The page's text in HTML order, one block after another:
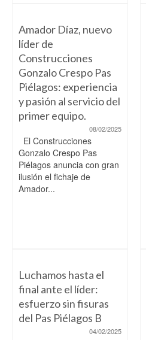
Amador Díaz, nuevo
líder de
Construcciones
Gonzalo Crespo Pas
Piélagos: experiencia
y pasión al servicio del
primer equipo.
08/02/2025
El Construcciones
Gonzalo Crespo Pas
Piélagos anuncia con gran
ilusión el fichaje de
Amador...
Luchamos hasta el
final ante el líder:
esfuerzo sin fisuras
del Pas Piélagos B
04/02/2025